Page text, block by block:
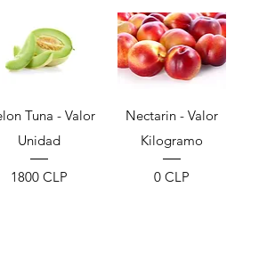
Vista rápida
Tuna - Valor
Unidad
Precio
1800 CLP
Vista rápida
Nectarin - Valor
Kilogramo
Precio
0 CLP